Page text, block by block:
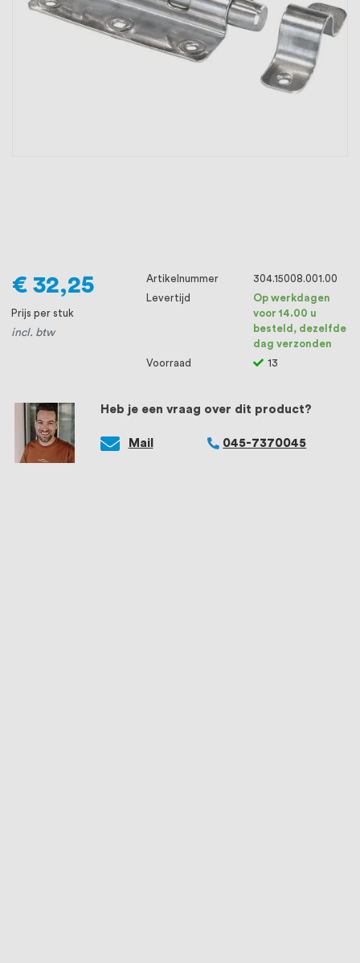
ons voorop, want we geloven dat een
goede relatie met onze klanten het
Heb je een vraag over dit product?
Mail 045-7370045
€ 32,25
Prijs per stuk
incl. btw
Artikelnummer
304.15008.001.00
Levertijd
Op werkdagen
voor 14.00 u
besteld, dezelfde
dag verzonden
Voorraad
13